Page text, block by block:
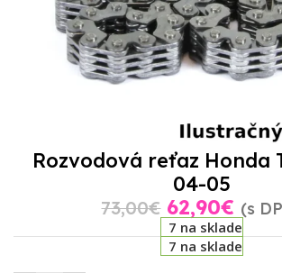
Rozvodová reťaz Honda
04-05
73,00€ 62,90€ (s
7 na sklade
7 na sklade